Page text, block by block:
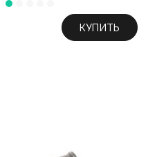
КУПИТЬ